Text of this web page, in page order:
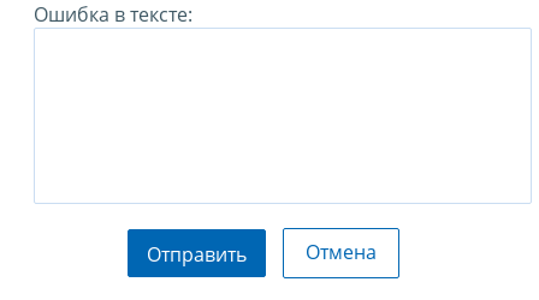
Ошибка в тексте:
Отправить Отмена